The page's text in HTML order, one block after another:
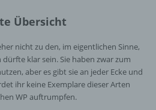
Übersicht
nicht zu den, im eigentlichen Sinne,
klar sein. Sie haben zwar zum
aber es gibt sie an jeder Ecke und
ihr keine Exemplare dieser Arten
WP auftrumpfen.